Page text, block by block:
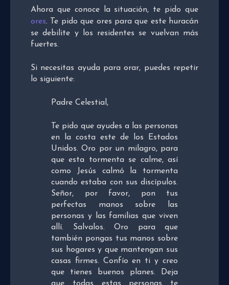
Ahora que conoce la situación, te pido que
ores. Te pido que ores para que este huracán
se debilite y los residentes se vuelvan más
fuertes.
Si necesitas ayuda para orar, puedes repetir
lo siguiente:
Padre Celestial,
Te pido que ayudes a las personas
en la costa este de los Estados
Unidos. Oro por un milagro, para
que esta tormenta se calme, así
como Jesús calmó la tormenta
cuando estaba con sus discípulos.
Señor, por favor, pon tus
perfectas manos sobre las
personas y las familias que viven
allí. Salvalos. Oro para que
también pongas tus manos sobre
sus hogares y que mantengan sus
casas firmes. Confío en ti y creo
que tienes buenos planes. Deja
que todas estas personas te